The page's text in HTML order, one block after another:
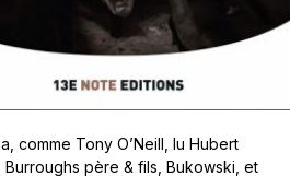
comme Tony O’Neill, lu Hubert
Burroughs père & fils, Bukowski, et